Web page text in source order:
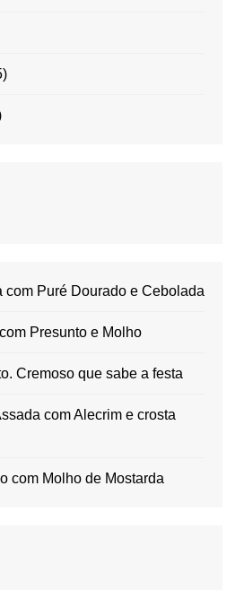
com Puré Dourado e Cebolada
Presunto e Molho
Cremoso que sabe a festa
com Alecrim e crosta
com Molho de Mostarda